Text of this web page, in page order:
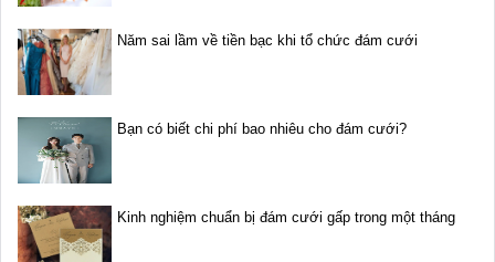
Năm sai lầm về tiền bạc khi tổ chức đám cưới
Bạn có biết chi phí bao nhiêu cho đám cưới?
Kinh nghiệm chuẩn bị đám cưới gấp trong một tháng